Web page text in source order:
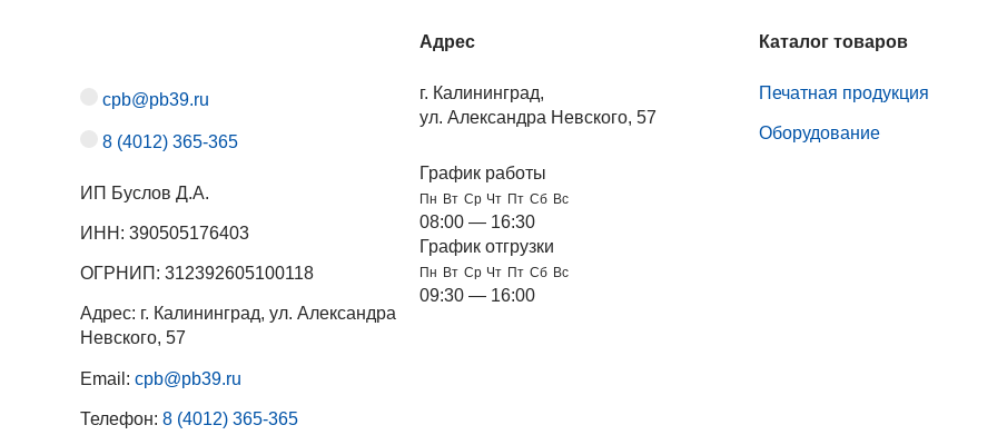
cpb@pb39.ru
8 (4012) 365-365
ИП Буслов Д.А.
ИНН: 390505176403
ОГРНИП: 312392605100118
Адрес: г. Калининград, ул. Александра
Невского, 57
Email: cpb@pb39.ru
Телефон: 8 (4012) 365-365
Адрес
г. Калининград,
ул. Александра Невского, 57
График работы
Пн Вт Ср Чт Пт Сб Вс
08:00 — 16:30
График отгрузки
Пн Вт Ср Чт Пт Сб Вс
09:30 — 16:00
Каталог товаров
Печатная продукция
Оборудование